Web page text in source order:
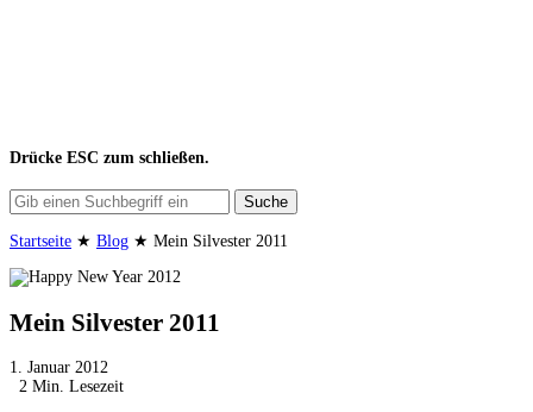
Drücke ESC zum schließen.
Suche
Startseite ★ Blog ★ Mein Silvester 2011
Mein Silvester 2011
1. Januar 2012
2 Min. Lesezeit